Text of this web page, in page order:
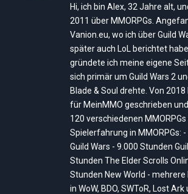
Hi, ich bin Alex, 32 Jahre alt,
2011 über MMORPGs.
Vanion.eu, wo ich über Guild
später auch LoL berichtet
gründete ich meine eigene
sich primär um Guild Wars 2
Blade & Soul drehte. Von
für MeinMMO geschrieben
120 verschiedenen
Spielerfahrung in MMORPGs:
Guild Wars - 9.000 Stunden
Stunden The Elder Scrolls
Stunden New World -
in WoW, BDO, SWToR, Lost